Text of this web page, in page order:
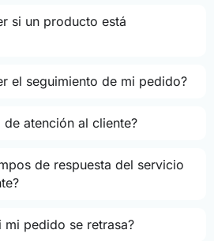
si un producto está
el seguimiento de mi pedido?
de atención al cliente?
de respuesta del servicio
mi pedido se retrasa?